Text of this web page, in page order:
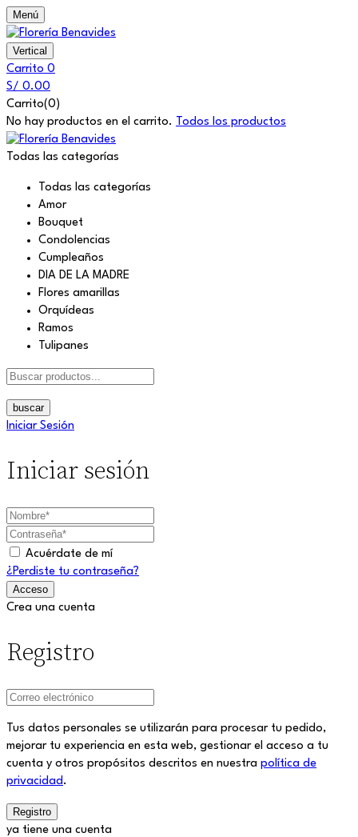
Menú
Vertical
Carrito 0
S/ 0.00
Carrito(0)
No hay productos en el carrito. Todos los productos
Todas las categorías
Todas las categorías
Amor
Bouquet
Condolencias
Cumpleaños
DIA DE LA MADRE
Flores amarillas
Orquídeas
Ramos
Tulipanes
buscar
Iniciar Sesión
Iniciar sesión
Acuérdate de mí
¿Perdiste tu contraseña?
Crea una cuenta
Registro
Tus datos personales se utilizarán para procesar tu pedido,
mejorar tu experiencia en esta web, gestionar el acceso a tu
cuenta y otros propósitos descritos en nuestra política de
privacidad .
ya tiene una cuenta